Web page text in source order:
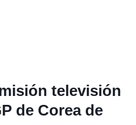
televisión
de Corea de